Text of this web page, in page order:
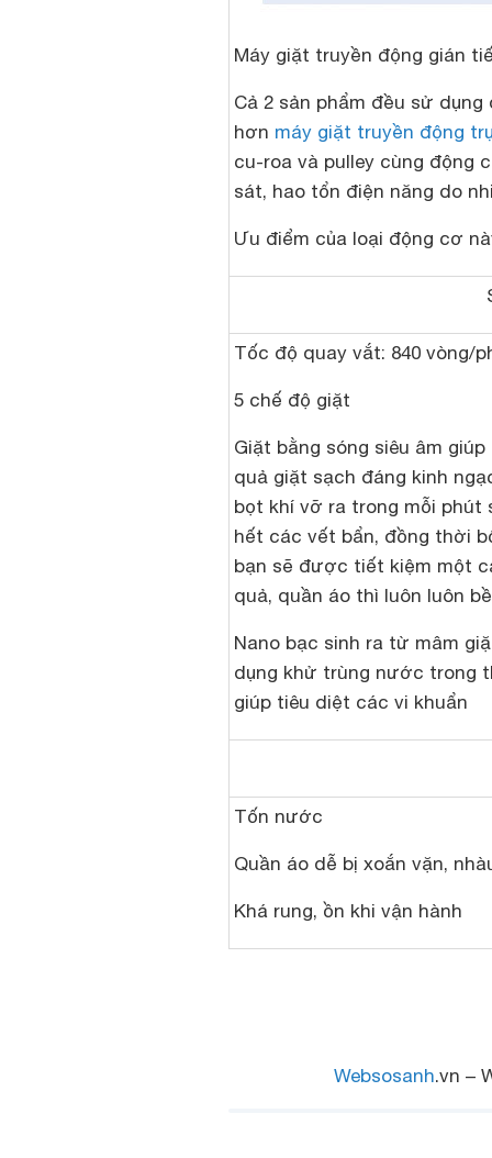
Máy giặt truyền động gián
Cả 2 sản phẩm đều sử
hơn máy giặt truyền động
cu-roa và pulley cùng động
sát, hao tổn điện năng do
Ưu điểm của loại động cơ
Tốc độ quay vắt: 840 vòng/
5 chế độ giặt
Giặt bằng sóng siêu âm
quả giặt sạch đáng kinh
bọt khí vỡ ra trong mỗi phút
hết các vết bẩn, đồng thời
bạn sẽ được tiết kiệm một
quả, quần áo thì luôn luôn
Nano bạc sinh ra từ mâm
dụng khử trùng nước trong
giúp tiêu diệt các vi khuẩn
Tốn nước
Quần áo dễ bị xoắn vặn,
Khá rung, ồn khi vận hành
Websosanh.vn –